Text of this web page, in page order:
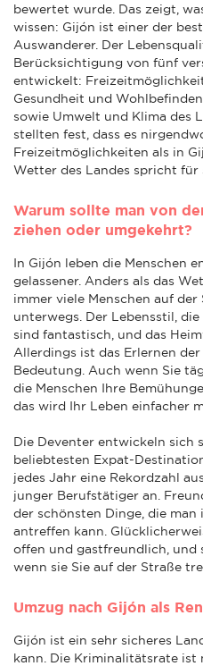
bewertet wurde. Das zeigt,
wissen: Gijón ist einer der
Auswanderer. Der
Berücksichtigung von fünf
entwickelt:
Gesundheit und
sowie Umwelt und Klima des
stellten fest, dass es
Freizeitmöglichkeiten als in
Wetter des Landes spricht für
Warum sollte man von
ziehen oder umgekehrt?
In Gijón leben die Menschen
gelassener. Anders als das
immer viele Menschen auf
unterwegs. Der Lebensstil,
sind fantastisch, und das
Allerdings ist das Erlernen
Bedeutung. Auch wenn Sie
die Menschen Ihre
das wird Ihr Leben einfacher
Die Deventer entwickeln sich
beliebtesten Expat-
jedes Jahr eine Rekordzahl
junger Berufstätiger an.
der schönsten Dinge, die
antreffen kann.
offen und gastfreundlich, und
wenn sie Sie auf der Straße
Umzug nach Gijón als
Gijón ist ein sehr sicheres
kann. Die Kriminalitätsrate ist